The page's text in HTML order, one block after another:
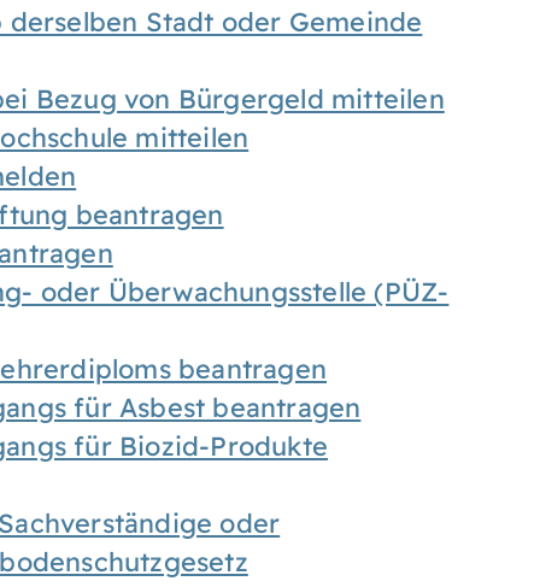
Stadt oder Gemeinde
Bezug von Bürgergeld mitteilen
mitteilen
beantragen
oder Überwachungsstelle (PÜZ-
beantragen
für Asbest beantragen
für Biozid-Produkte
oder